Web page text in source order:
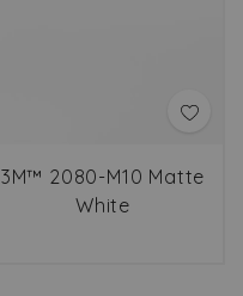
3M™ 2080-M10 Matte
White